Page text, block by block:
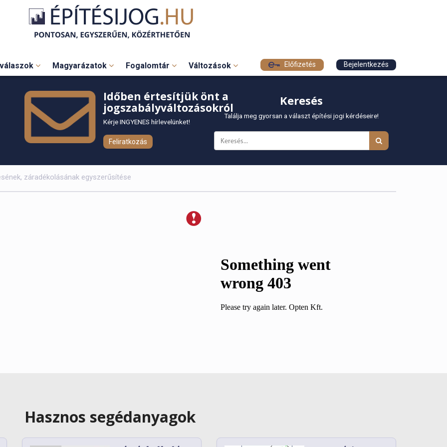
Magyarázatok Fogalomtár Változások Előfizetés Bejelentkezés
Időben értesítjük önt a
jogszabályváltozásokról
Kérje INGYENES hírlevelünket!
Feliratkozás
Keresés
Találja meg gyorsan a választ építési jogi kérdéseire!
záradékolásának egyszerűsítése
Hasznos segédanyagok